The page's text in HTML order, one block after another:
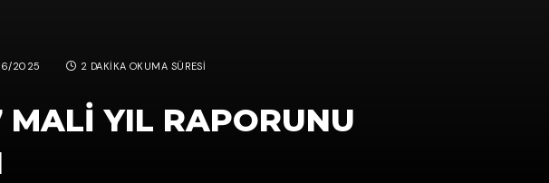
2025 2 DAKIKA OKUMA SÜRESI
MALI YIL RAPORUNU